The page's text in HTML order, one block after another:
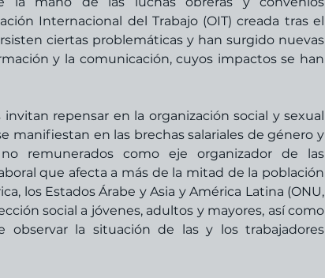
Internacional del Trabajo (OIT) creada tras el
ciertas problemáticas y han surgido nuevas
y la comunicación, cuyos impactos se han
repensar en la organización social y sexual
manifiestan en las brechas salariales de género y
remunerados como eje organizador de las
que afecta a más de la mitad de la población
los Estados Árabe y Asia y América Latina (ONU,
social a jóvenes, adultos y mayores, así como
observar la situación de las y los trabajadores